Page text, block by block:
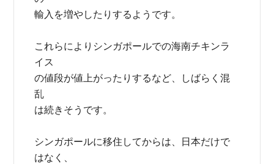
輸入を増やしたりするようです。
これらによりシンガポールでの海南チキンラ
イス
の値段が値上がったりするなど、しばらく混
乱
は続きそうです。
シンガポールに移住してからは、日本だけで
はなく、